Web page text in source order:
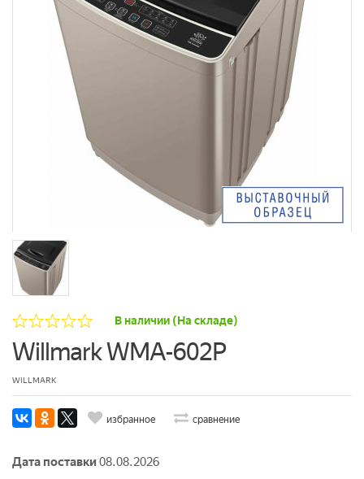
В наличии (На складе)
Willmark WMA-602P
WILLMARK
избранное сравнение
Дата поставки 08.08.2026